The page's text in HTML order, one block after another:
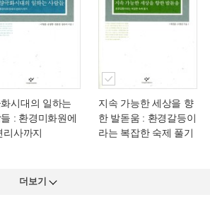
시대의 일하는
: 환경미화원에
리사까지
지속 가능한 세상을 향
한 발돋움 : 환경갈등이
라는 복잡한 숙제 풀기
더보기